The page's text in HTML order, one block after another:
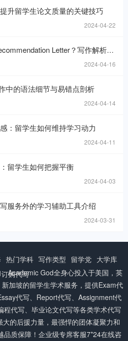
升留学生论文质量的关键技巧
2024-04-22
Letter？写作解析与技巧！
2024-04-16
中的语法细节与易错点剖析
2024-04-14
：留学生如何维持学习动力
2024-04-11
留学生如何把握平衡
2024-04-03
服务外的学习辅助工具介绍
2024-03-31
热门学科 写作类型 留学党 大学库
订购代写
Academic God全身心投入于美国，英
加坡的留学生学术服务，提供Exam代
代写、Report代写、Assignment代
程代写、毕业论文代写等各类学术代写
的后援力量，最强悍的团体凝聚力和
品质保障！企业级专席客服7*24在线咨